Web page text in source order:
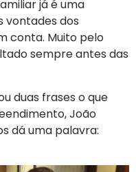
já é uma
vontades dos
conta. Muito pelo
sempre antes das
duas frases o que
João
dá uma palavra: